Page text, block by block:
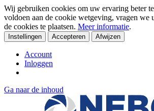
Wij gebruiken cookies om uw ervaring beter
voldoen aan de cookie wetgeving, vragen we
de cookies te plaatsen. Meer informatie.
Instellingen Accepteren Afwijzen
Account
Inloggen
Ga naar de inhoud